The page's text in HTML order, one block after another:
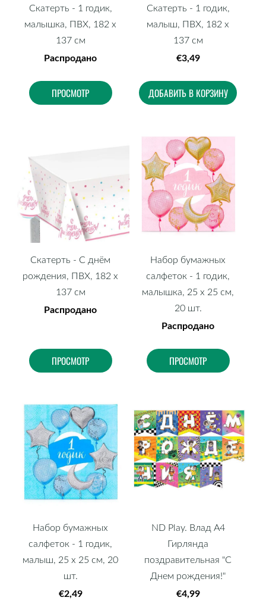
Скатерть - 1 годик,
малышка, ПВХ, 182 х
137 см
Распродано
ПРОСМОТР
Скатерть - 1 годик,
малыш, ПВХ, 182 х
137 см
€3,49
ДОБАВИТЬ В КОРЗИНУ
Скатерть - С днём
рождения, ПВХ, 182 х
137 см
Распродано
ПРОСМОТР
Набор бумажных
салфеток - 1 годик,
малышка, 25 х 25 см,
20 шт.
Распродано
ПРОСМОТР
Набор бумажных
салфеток - 1 годик,
малыш, 25 х 25 см, 20
шт.
€2,49
ND Play. Влад А4
Гирлянда
поздравительная "С
Днем рождения!"
€4,99